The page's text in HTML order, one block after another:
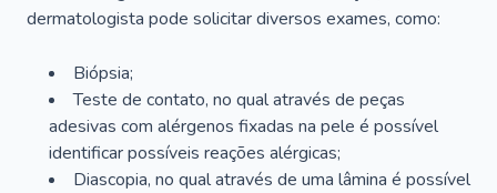
dermatologista pode solicitar diversos exames, como:
Biópsia;
Teste de contato, no qual através de peças
adesivas com alérgenos fixadas na pele é possível
identificar possíveis reações alérgicas;
Diascopia, no qual através de uma lâmina é possível